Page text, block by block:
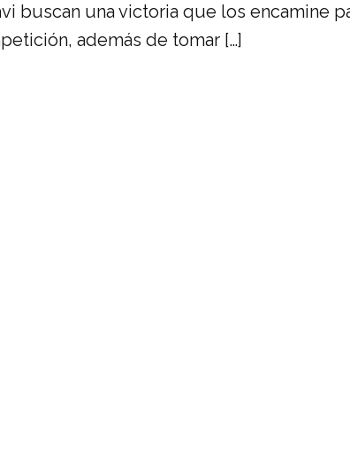
buscan una victoria que los encamine
además de tomar […]